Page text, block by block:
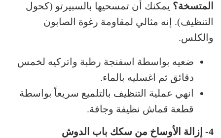
المتسخة؟ يمكنك أن تمسحيها بالسبيرتو (كحول
التنظيف). إنه مثالي لمقاومة رغوة الصابون
والكلس.
ضعيه بواسطة اسفنجة رطبة واتركيه لخمس
دقائق ثم اغسليه بالماء.
انهي عملية التنظيف بالتلميع سريعاً بواسطة
قطعة قماش نظيفة وجافة.
4-
إزالة الأوساخ من سكك باب الدوش